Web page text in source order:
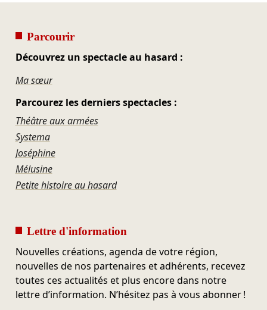
Parcourir
Découvrez un spectacle au hasard :
Ma sœur
Parcourez les derniers spectacles :
Théâtre aux armées
Systema
Joséphine
Mélusine
Petite histoire au hasard
Lettre d'information
Nouvelles créations, agenda de votre région,
nouvelles de nos partenaires et adhérents, recevez
toutes ces actualités et plus encore dans notre
lettre d’information. N’hésitez pas à vous abonner !